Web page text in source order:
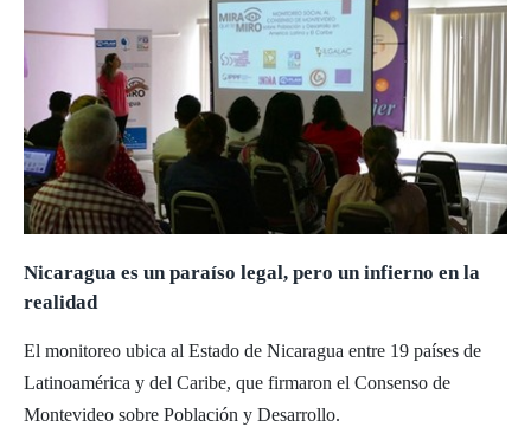
Nicaragua es un paraíso legal, pero un infierno en la
realidad
El monitoreo ubica al Estado de Nicaragua entre 19 países de
Latinoamérica y del Caribe, que firmaron el Consenso de
Montevideo sobre Población y Desarrollo.